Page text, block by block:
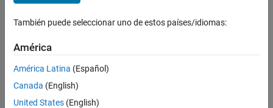
También puede seleccionar uno de estos países/idiomas:
América
América Latina (Español)
Canada (English)
United States (English)